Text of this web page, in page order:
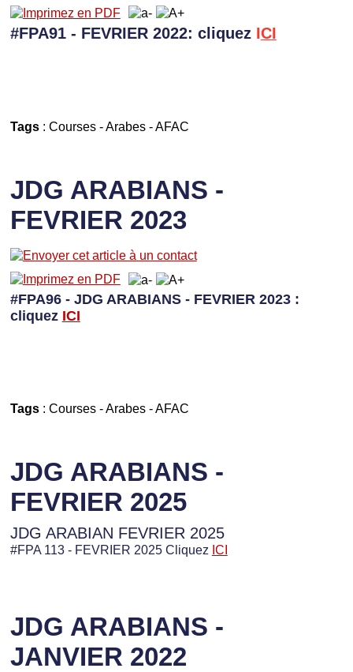
#FPA91 - FEVRIER 2022: cliquez ICI
Tags: Courses-Arabes-AFAC
JDG ARABIANS -
FEVRIER 2023
#FPA96 - JDG ARABIANS - FEVRIER 2023 :
cliquez ICI
Tags: Courses-Arabes-AFAC
JDG ARABIANS -
FEVRIER 2025
JDG ARABIAN FEVRIER 2025
#FPA 113 - FEVRIER 2025 Cliquez ICI
JDG ARABIANS -
JANVIER 2022